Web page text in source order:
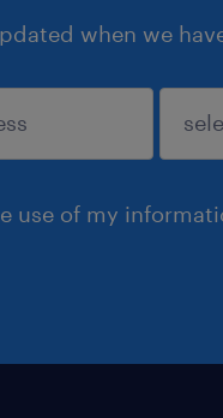
when we
use of my